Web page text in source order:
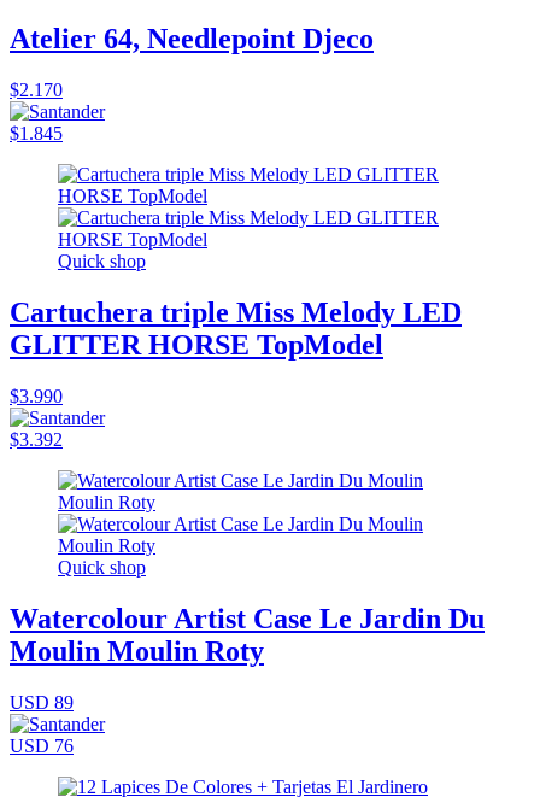
Atelier 64, Needlepoint Djeco
$2.170
$1.845
Quick shop
Cartuchera triple Miss Melody LED
GLITTER HORSE TopModel
$3.990
$3.392
Quick shop
Watercolour Artist Case Le Jardin Du
Moulin Moulin Roty
USD 89
USD 76